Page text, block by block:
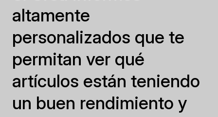
altamente
personalizados que te
permitan ver qué
artículos están teniendo
un buen rendimiento y